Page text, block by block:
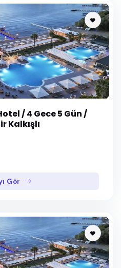
/ 4 Gece 5 Gün /
Kalkışlı
Gör